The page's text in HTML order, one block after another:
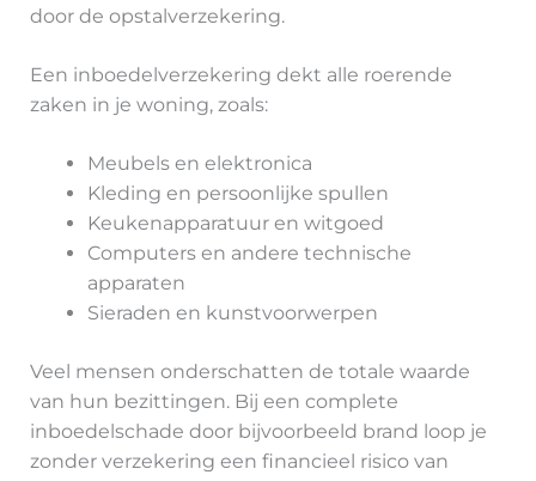
door de opstalverzekering.
Een inboedelverzekering dekt alle roerende
zaken in je woning, zoals:
Meubels en elektronica
Kleding en persoonlijke spullen
Keukenapparatuur en witgoed
Computers en andere technische
apparaten
Sieraden en kunstvoorwerpen
Veel mensen onderschatten de totale waarde
van hun bezittingen. Bij een complete
inboedelschade door bijvoorbeeld brand loop je
zonder verzekering een financieel risico van